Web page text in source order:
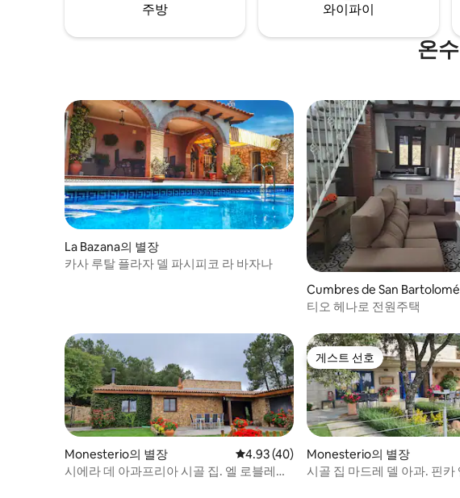
aire acondicionado
주방 와이파이
온
La Bazana의 별장
카사 루탈 플라자 델 파시피코 라 바자나
Cumbres de San Bartolomé
별장
티오 헤나로 전원주택
Monesterio의 별장 평점 4.93점(5점 만점), 후기 40개
4.93 (40)
시에라 데 아과프리아 시골 집. 엘 로블레디
게스트 선호
게스트 선호
Monesterio의 별장
시골 집 마드레 델 아과. 핀카